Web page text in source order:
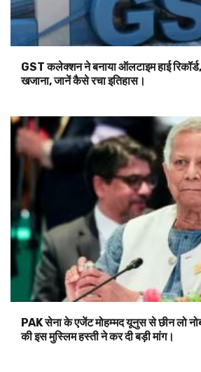
GST कलेक्शन ने बनाया ऑलटाइम हाई
खजाना, जानें कैसे रचा इतिहास।
PAK सेना के एजेंट मोहम्मद यूनुस से छीन लो
की इस मुस्लिम हस्ती ने कर दी बड़ी मांग।